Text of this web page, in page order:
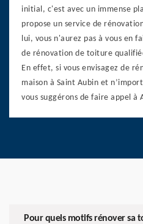
initial, c'est avec un immense
propose un service de
lui, vous n'aurez pas à vous en
de rénovation de toiture
En effet, si vous envisagez de
maison à Saint Aubin et
vous suggérons de faire appel
Pour quels motifs rénover sa